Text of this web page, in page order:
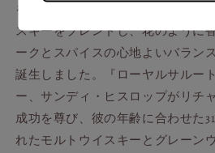
を得て、希少価値の高いモルトウ
スキーをブレンドし、花のように
ークとスパイスの心地よいバラン
誕生しました。『ローヤルサルー
ー、サンディ・ヒスロップがリチ
成功を尊び、彼の年齢に合わせた
れたモルトウイスキーとグレーン